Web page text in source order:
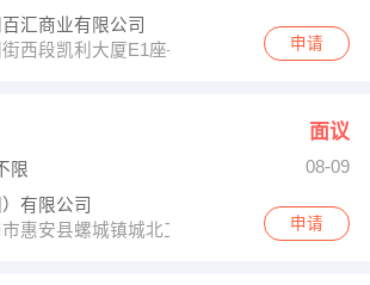
汇商业有限公司
西段凯利大厦E1座—3层
申请
面议
限
08-09
有限公司
惠安县螺城镇城北工业区百润工业园
申请